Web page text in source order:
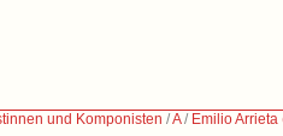
und Komponisten /A/ Emilio